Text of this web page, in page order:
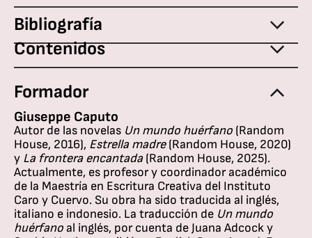
Bibliografía
Contenidos
Formador
Giuseppe Caputo
Autor de las novelas Un mundo huérfano (Random
House, 2016), Estrella madre(Random House, 2020)
y La frontera encantada(Random House, 2025).
Actualmente, es profesor y coordinador académico
de la Maestría en Escritura Creativa del Instituto
Caro y Cuervo. Su obra ha sido traducida al inglés,
italiano e indonesio. La traducción de Un mundo
huérfanoal inglés, por cuenta de Juana Adcock y